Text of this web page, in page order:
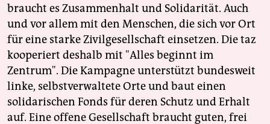
braucht es Zusammenhalt und Solidarität. Auch
und vor allem mit den Menschen, die sich vor Ort
für eine starke Zivilgesellschaft einsetzen. Die taz
kooperiert deshalb mit "Alles beginnt im
Zentrum". Die Kampagne unterstützt bundesweit
linke, selbstverwaltete Orte und baut einen
solidarischen Fonds für deren Schutz und Erhalt
auf. Eine offene Gesellschaft braucht guten, frei